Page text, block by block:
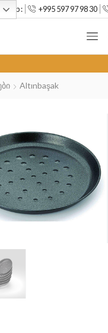
> Mob : +995 597 97 98 30
Altınbaşak